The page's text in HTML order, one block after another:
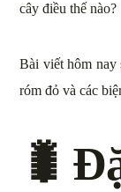
cây điều thế nào?
Bài viết hôm nay
róm đỏ và các
🐛